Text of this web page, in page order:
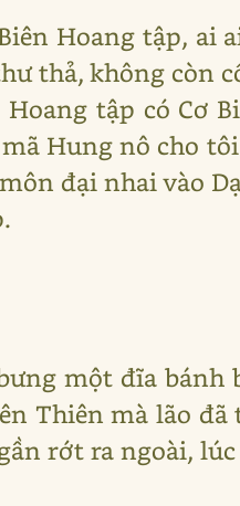
Hoang tập, ai
thả, không còn
tập có Cơ
Hung nô cho
đại nhai vào
một đĩa
Thiên mà lão
rớt ra ngoài,